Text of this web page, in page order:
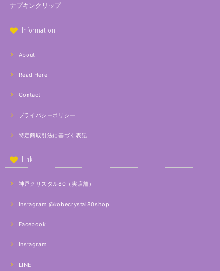
ナプキンクリップ
Information
About
Read Here
Contact
プライバシーポリシー
特定商取引法に基づく表記
Link
神戸クリスタル80（実店舗）
Instagram @kobecrystal80shop
Facebook
Instagram
LINE